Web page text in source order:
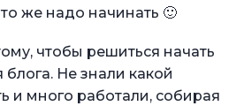
же надо начинать 🙂
чтобы решиться начать
блога. Не знали какой
и много работали, собирая